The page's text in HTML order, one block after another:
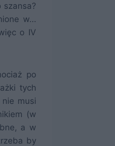
w…
o IV
po
tych
musi
(w
a w
by